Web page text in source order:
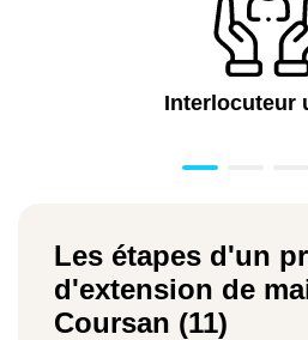
Interlocuteur
Les étapes d'un
d'extension de
Coursan (11)